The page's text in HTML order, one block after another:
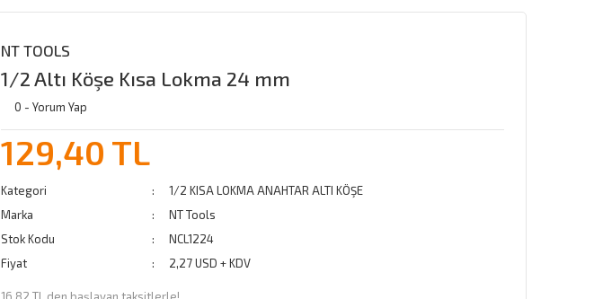
NT TOOLS
1/2 Altı Köşe Kısa Lokma 24 mm
0 - Yorum Yap
129,40 TL
Kategori
1/2 KISA LOKMA ANAHTAR ALTI KÖŞE
Marka
NT Tools
Stok Kodu
NCL1224
Fiyat
2,27 USD + KDV